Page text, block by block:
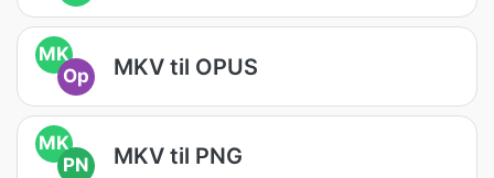
MK
Op
MKV til OPUS
MK
PN
MKV til PNG